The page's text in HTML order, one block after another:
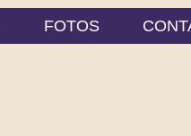
FOTOS